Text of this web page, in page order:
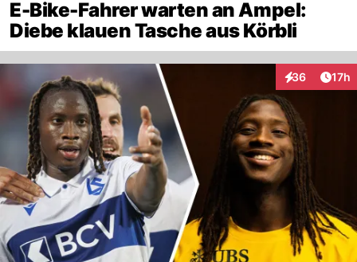
E-Bike-Fahrer warten an Ampel:
Diebe klauen Tasche aus Körbli
36
Interaktionen
17h